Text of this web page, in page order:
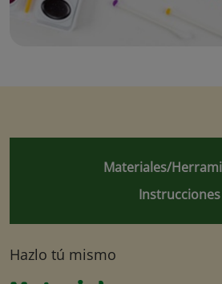
Materiales/
Instrucciones
Hazlo tú mismo